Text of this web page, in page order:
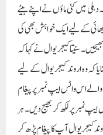
میں کئی ماؤں نے اپنے بیٹے
کے لیے ایک خواہش بھی کی
سنیتا کیجریوال نے کہا کہ
وہ اروند کیجریوال کے لیے
اس واٹس ایپ نمبر پر پیغام
نمبر پر لکھ کر بھیج دیں۔ ہر
کیجریوال آپ کا پیغام پڑھ کر